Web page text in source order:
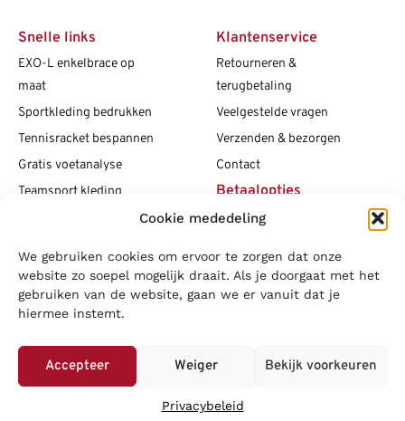
Cookie mededeling
We gebruiken cookies om ervoor te zorgen dat onze
website zo soepel mogelijk draait. Als je doorgaat met het
gebruiken van de website, gaan we er vanuit dat je
hiermee instemt.
Accepteer Weiger Bekijk voorkeuren
Privacybeleid
Snelle links
EXO-L enkelbrace op
maat
Sportkleding bedrukken
Tennisracket bespannen
Gratis voetanalyse
Teamsport kleding
Vacatures
Blogs
Klantenservice
Retourneren &
terugbetaling
Veelgestelde vragen
Verzenden & bezorgen
Contact
Betaalopties
Social media
LOWA|Adidas| Mizuno
Superfeet